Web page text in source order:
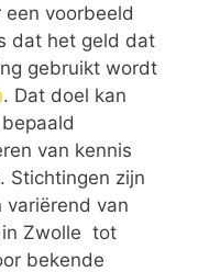
voorbeeld
dat het geld dat
gebruikt wordt
. Dat doel kan
van kennis
Stichtingen zijn
variërend van
in Zwolle tot
bekende